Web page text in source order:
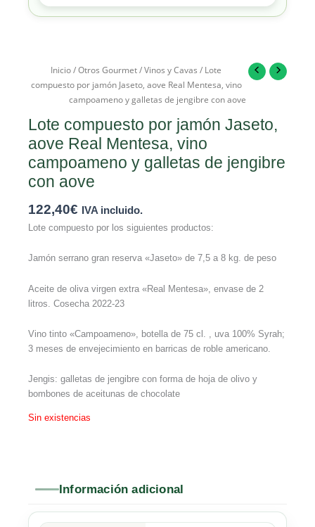
Inicio/Otros Gourmet/Vinos y Cavas / Lote
compuesto por jamón Jaseto, aove Real Mentesa, vino
campoameno y galletas de jengibre con aove
Lote compuesto por jamón Jaseto,
aove Real Mentesa, vino
campoameno y galletas de jengibre
con aove
122,40€ IVA incluido.
Lote compuesto por los siguientes productos:
Jamón serrano gran reserva «Jaseto» de 7,5 a 8 kg. de peso
Aceite de oliva virgen extra «Real Mentesa», envase de 2
litros. Cosecha 2022-23
Vino tinto «Campoameno», botella de 75 cl. , uva 100% Syrah;
3 meses de envejecimiento en barricas de roble americano.
Jengis: galletas de jengibre con forma de hoja de olivo y
bombones de aceitunas de chocolate
Sin existencias
Información adicional